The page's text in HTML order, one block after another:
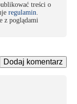
treści o
regulamin
z poglądami
Dodaj komentarz